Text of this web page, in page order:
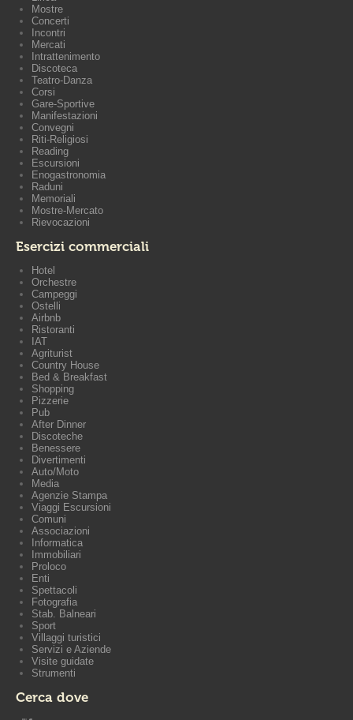
Mostre
Concerti
Incontri
Mercati
Intrattenimento
Discoteca
Teatro-Danza
Corsi
Gare-Sportive
Manifestazioni
Convegni
Riti-Religiosi
Reading
Escursioni
Enogastronomia
Raduni
Memoriali
Mostre-Mercato
Rievocazioni
Esercizi commerciali
Hotel
Orchestre
Campeggi
Ostelli
Airbnb
Ristoranti
IAT
Agriturist
Country House
Bed & Breakfast
Shopping
Pizzerie
Pub
After Dinner
Discoteche
Benessere
Divertimenti
Auto/Moto
Media
Agenzie Stampa
Viaggi Escursioni
Comuni
Associazioni
Informatica
Immobiliari
Proloco
Enti
Spettacoli
Fotografia
Stab. Balneari
Sport
Villaggi turistici
Servizi e Aziende
Visite guidate
Strumenti
Cerca dove